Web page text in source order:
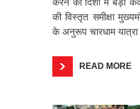
करने की दिशा में बड़ा
की विस्तृत समीक्षा
के अनुरूप चारधाम
READ MORE